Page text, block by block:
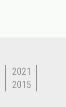
2021
2015